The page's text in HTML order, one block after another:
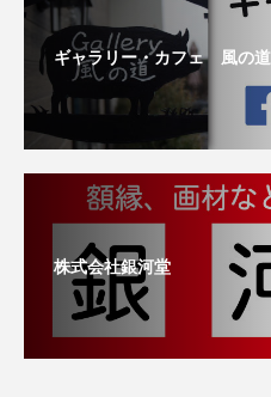
ギャラリー・カフェ 風の道
株式会社銀河堂